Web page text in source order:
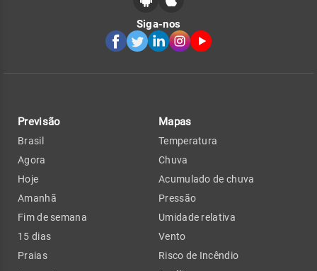
Siga-nos
Previsão
Brasil
Agora
Hoje
Amanhã
Fim de semana
15 dias
Praias
Mapas
Temperatura
Chuva
Acumulado de chuva
Pressão
Umidade relativa
Vento
Risco de Incêndio